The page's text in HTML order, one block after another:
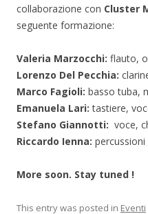
collaborazione con Cluster
seguente formazione:
Valeria Marzocchi: flauto,
Lorenzo Del Pecchia:
Marco Fagioli: basso tuba,
Emanuela Lari:tastiere,
Stefano Giannotti: voce,
Riccardo Ienna: percussioni
More soon. Stay tuned !
This entry was posted in Eventi